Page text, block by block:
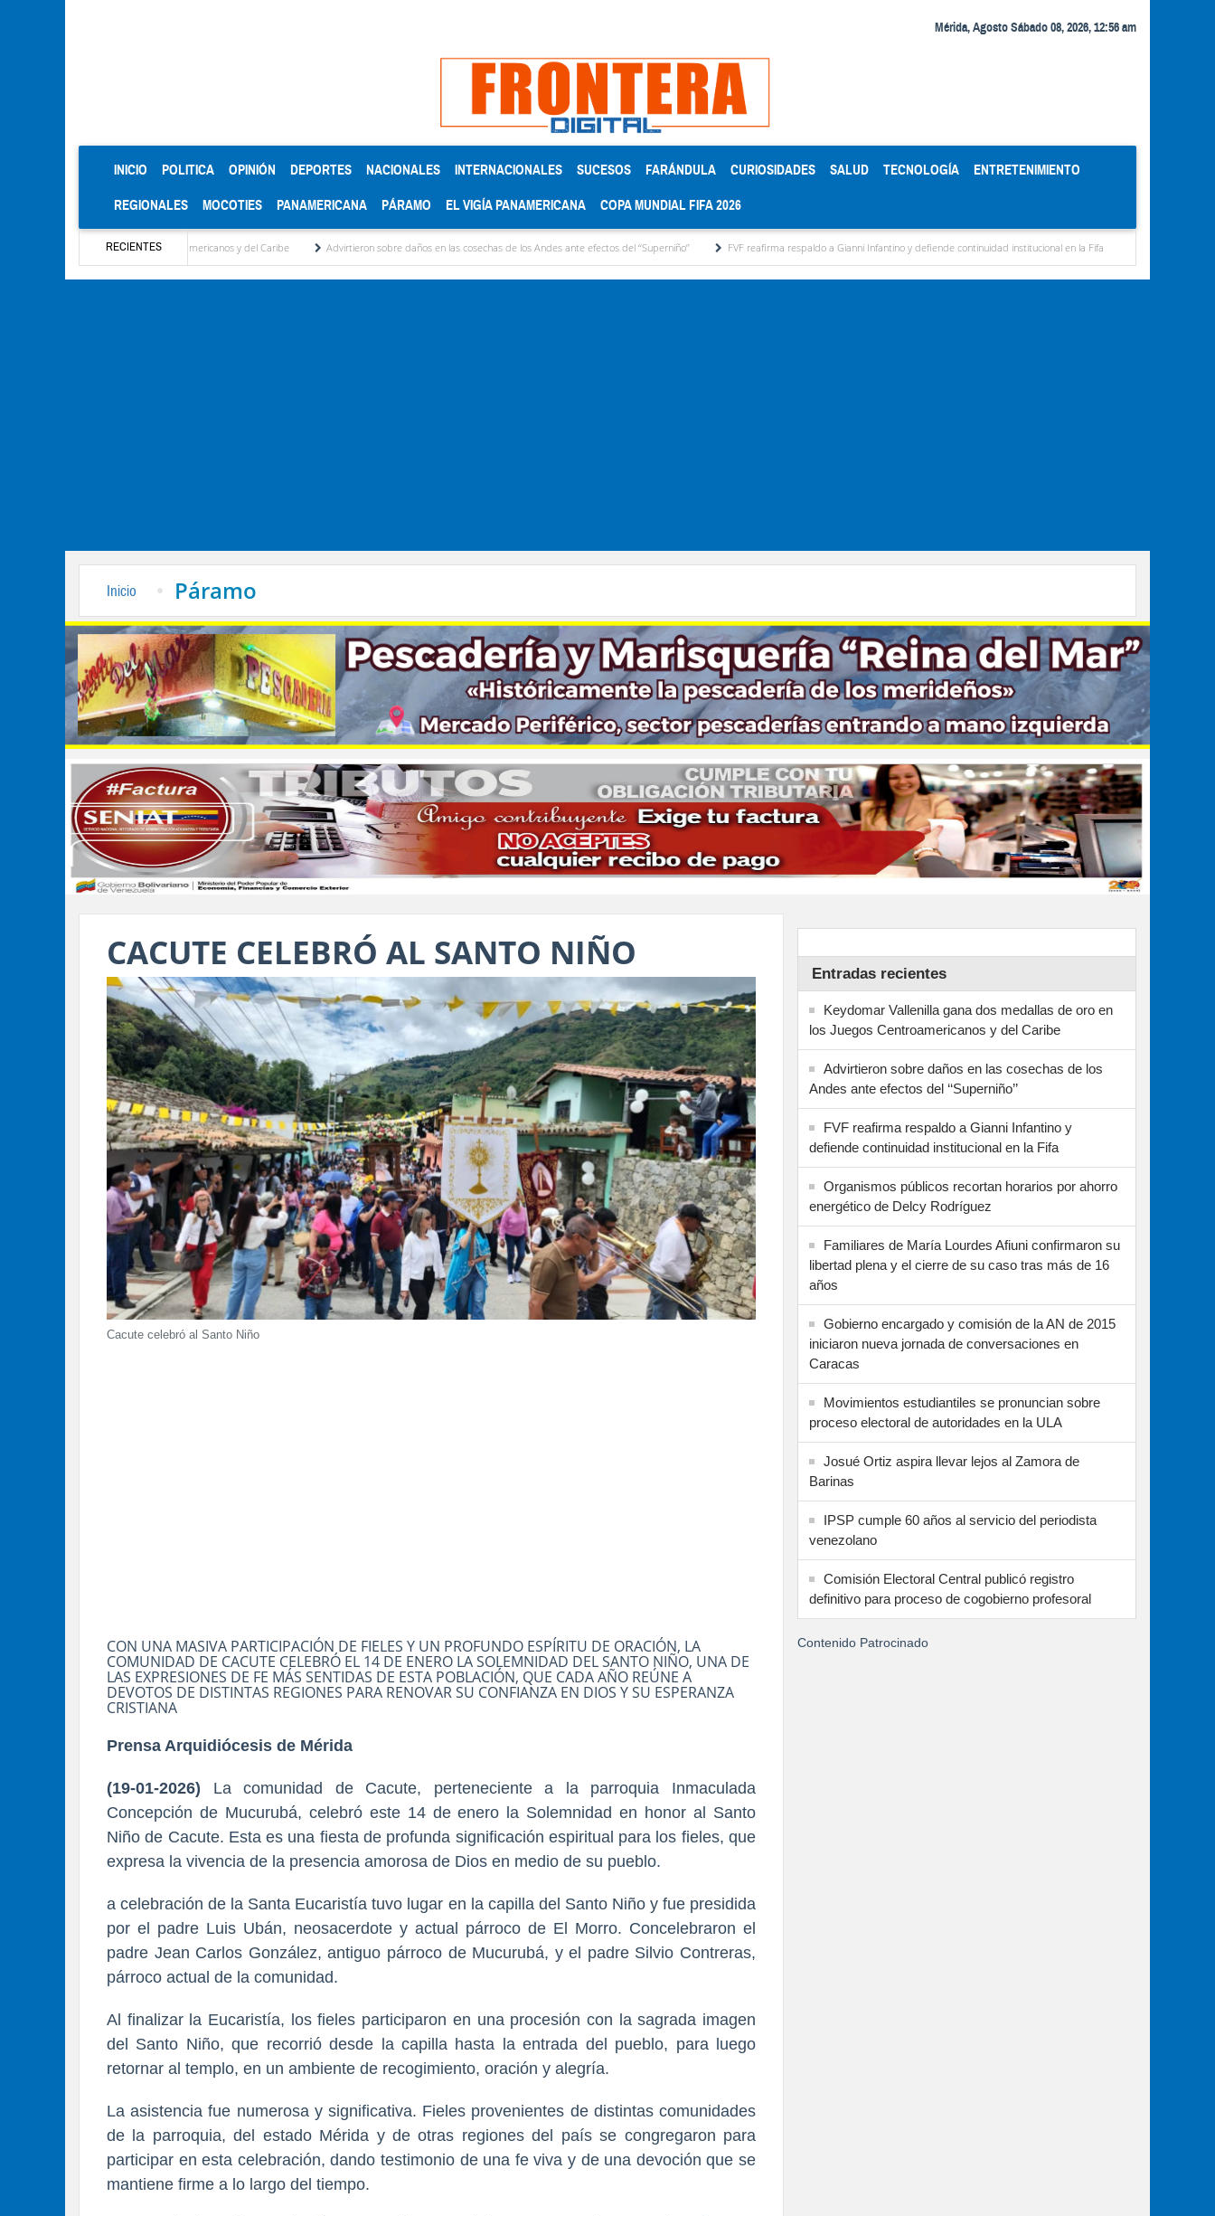
Mérida, Agosto Sábado 08, 2026, 12:56 am
INICIO (CURRENT)
POLITICA OPINIÓN DEPORTES NACIONALES INTERNACIONALES SUCESOS FARÁNDULA CURIOSIDADES SALUD TECNOLOGÍA ENTRETENIMIENTO
REGIONALES MOCOTIES PANAMERICANA PÁRAMO EL VIGÍA PANAMERICANA COPA MUNDIAL FIFA 2026
RECIENTES
oro en los Juegos Centroamericanos y del Caribe Advirtieron sobre daños en las cosechas de los Andes ante efectos del ‘‘Superniño’’ FVF reafirma respaldo a Gianni Infantino y defiende continuidad institucional en la Fifa Organismos públicos recortan
Inicio Páramo
CACUTE CELEBRÓ AL SANTO NIÑO
Cacute celebró al Santo Niño
CON UNA MASIVA PARTICIPACIÓN DE FIELES Y UN PROFUNDO ESPÍRITU DE ORACIÓN, LA
COMUNIDAD DE CACUTE CELEBRÓ EL 14 DE ENERO LA SOLEMNIDAD DEL SANTO NIÑO, UNA DE
LAS EXPRESIONES DE FE MÁS SENTIDAS DE ESTA POBLACIÓN, QUE CADA AÑO REÚNE A
DEVOTOS DE DISTINTAS REGIONES PARA RENOVAR SU CONFIANZA EN DIOS Y SU ESPERANZA
CRISTIANA
Prensa Arquidiócesis de Mérida
(19-01-2026) La comunidad de Cacute, perteneciente a la parroquia Inmaculada
Concepción de Mucurubá, celebró este 14 de enero la Solemnidad en honor al Santo
Niño de Cacute. Esta es una fiesta de profunda significación espiritual para los fieles, que
expresa la vivencia de la presencia amorosa de Dios en medio de su pueblo.
a celebración de la Santa Eucaristía tuvo lugar en la capilla del Santo Niño y fue presidida
por el padre Luis Ubán, neosacerdote y actual párroco de El Morro. Concelebraron el
padre Jean Carlos González, antiguo párroco de Mucurubá, y el padre Silvio Contreras,
párroco actual de la comunidad.
Al finalizar la Eucaristía, los fieles participaron en una procesión con la sagrada imagen
del Santo Niño, que recorrió desde la capilla hasta la entrada del pueblo, para luego
retornar al templo, en un ambiente de recogimiento, oración y alegría.
La asistencia fue numerosa y significativa. Fieles provenientes de distintas comunidades
de la parroquia, del estado Mérida y de otras regiones del país se congregaron para
participar en esta celebración, dando testimonio de una fe viva y de una devoción que se
mantiene firme a lo largo del tiempo.
Entradas recientes
Keydomar Vallenilla gana dos medallas de oro en
los Juegos Centroamericanos y del Caribe
Advirtieron sobre daños en las cosechas de los
Andes ante efectos del ‘‘Superniño’’
FVF reafirma respaldo a Gianni Infantino y
defiende continuidad institucional en la Fifa
Organismos públicos recortan horarios por ahorro
energético de Delcy Rodríguez
Familiares de María Lourdes Afiuni confirmaron su
libertad plena y el cierre de su caso tras más de 16
años
Gobierno encargado y comisión de la AN de 2015
iniciaron nueva jornada de conversaciones en
Caracas
Movimientos estudiantiles se pronuncian sobre
proceso electoral de autoridades en la ULA
Josué Ortiz aspira llevar lejos al Zamora de
Barinas
IPSP cumple 60 años al servicio del periodista
venezolano
Comisión Electoral Central publicó registro
definitivo para proceso de cogobierno profesoral
Contenido Patrocinado